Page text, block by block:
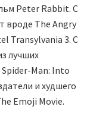
Peter Rabbit. С
вроде The Angry
Transylvania 3. С
лучших
Man: Into
и худшего
Emoji Movie.